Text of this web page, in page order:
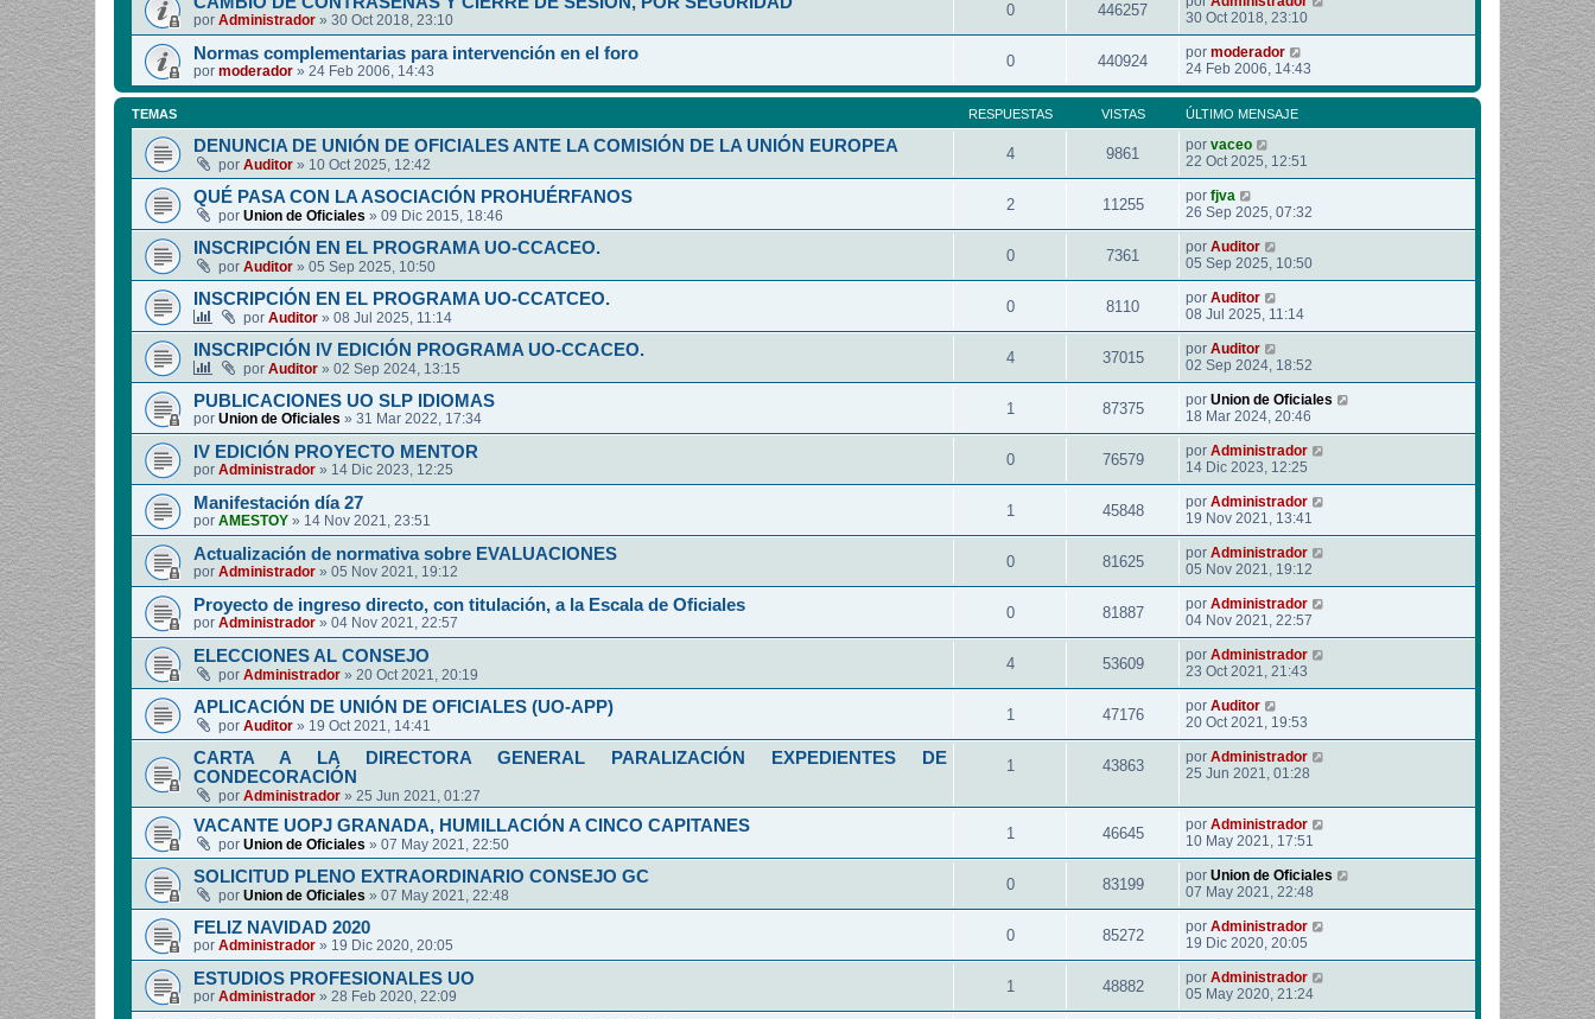
por Administrador » 30 Oct 2018, 23:10
0 446257
30 Oct 2018, 23:10
Normas complementarias para intervención en el foro
por moderador » 24 Feb 2006, 14:43
0 440924 por moderador
24 Feb 2006, 14:43
TEMAS RESPUESTAS VISTAS ÚLTIMO MENSAJE
DENUNCIA DE UNIÓN DE OFICIALES ANTE LA COMISIÓN DE LA UNIÓN EUROPEA
por Auditor » 10 Oct 2025, 12:42
4 9861 por vaceo
22 Oct 2025, 12:51
QUÉ PASA CON LA ASOCIACIÓN PROHUÉRFANOS
por Union de Oficiales » 09 Dic 2015, 18:46
2 11255 por fjva
26 Sep 2025, 07:32
INSCRIPCIÓN EN EL PROGRAMA UO-CCACEO.
por Auditor » 05 Sep 2025, 10:50
0 7361 por Auditor
05 Sep 2025, 10:50
INSCRIPCIÓN EN EL PROGRAMA UO-CCATCEO.
por Auditor » 08 Jul 2025, 11:14
0 8110 por Auditor
08 Jul 2025, 11:14
INSCRIPCIÓN IV EDICIÓN PROGRAMA UO-CCACEO.
por Auditor » 02 Sep 2024, 13:15
4 37015 por Auditor
02 Sep 2024, 18:52
PUBLICACIONES UO SLP IDIOMAS
por Union de Oficiales » 31 Mar 2022, 17:34
1 87375 por Union de Oficiales
18 Mar 2024, 20:46
IV EDICIÓN PROYECTO MENTOR
por Administrador » 14 Dic 2023, 12:25
0 76579 por Administrador
14 Dic 2023, 12:25
Manifestación día 27
por AMESTOY » 14 Nov 2021, 23:51
1 45848 por Administrador
19 Nov 2021, 13:41
Actualización de normativa sobre EVALUACIONES
por Administrador » 05 Nov 2021, 19:12
0 81625 por Administrador
05 Nov 2021, 19:12
Proyecto de ingreso directo, con titulación, a la Escala de Oficiales
por Administrador » 04 Nov 2021, 22:57
0 81887 por Administrador
04 Nov 2021, 22:57
ELECCIONES AL CONSEJO
por Administrador » 20 Oct 2021, 20:19
4 53609 por Administrador
23 Oct 2021, 21:43
APLICACIÓN DE UNIÓN DE OFICIALES (UO-APP)
por Auditor » 19 Oct 2021, 14:41
1 47176 por Auditor
20 Oct 2021, 19:53
CARTA A LA DIRECTORA GENERAL PARALIZACIÓN EXPEDIENTES DE
CONDECORACIÓN
por Administrador » 25 Jun 2021, 01:27
1 43863 por Administrador
25 Jun 2021, 01:28
VACANTE UOPJ GRANADA, HUMILLACIÓN A CINCO CAPITANES
por Union de Oficiales » 07 May 2021, 22:50
1 46645 por Administrador
10 May 2021, 17:51
SOLICITUD PLENO EXTRAORDINARIO CONSEJO GC
por Union de Oficiales » 07 May 2021, 22:48
0 83199 por Union de Oficiales
07 May 2021, 22:48
FELIZ NAVIDAD 2020
por Administrador » 19 Dic 2020, 20:05
0 85272 por Administrador
19 Dic 2020, 20:05
ESTUDIOS PROFESIONALES UO
por Administrador » 28 Feb 2020, 22:09
1 48882 por Administrador
05 May 2020, 21:24